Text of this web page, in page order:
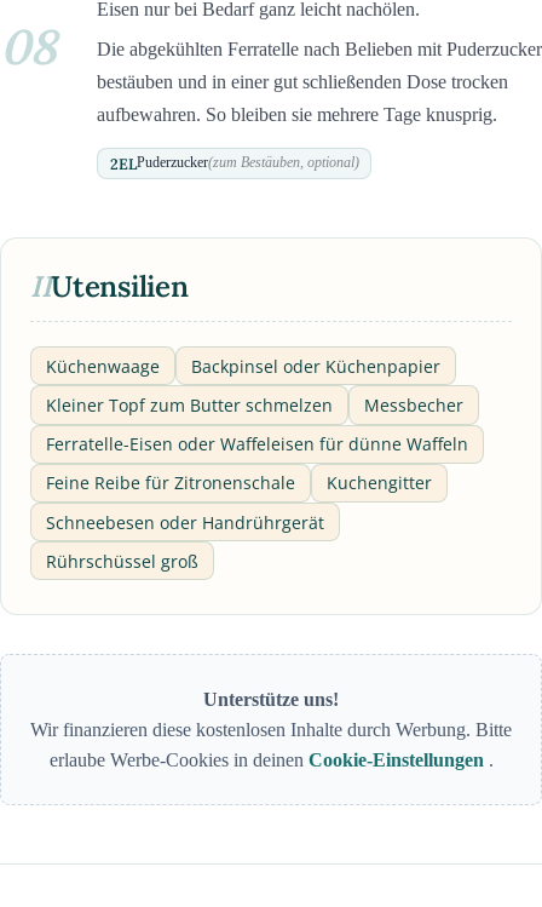
Eisen nur bei Bedarf ganz leicht nachölen.
08
Die abgekühlten Ferratelle nach Belieben mit Puderzucker
bestäuben und in einer gut schließenden Dose trocken
aufbewahren. So bleiben sie mehrere Tage knusprig.
2ELPuderzucker(zum Bestäuben, optional)
IIUtensilien
Küchenwaage
Backpinsel oder Küchenpapier
Kleiner Topf zum Butter schmelzen
Messbecher
Ferratelle-Eisen oder Waffeleisen für dünne Waffeln
Feine Reibe für Zitronenschale
Kuchengitter
Schneebesen oder Handrührgerät
Rührschüssel groß
Unterstütze uns!
Wir finanzieren diese kostenlosen Inhalte durch Werbung. Bitte
erlaube Werbe-Cookies in deinen Cookie-Einstellungen .